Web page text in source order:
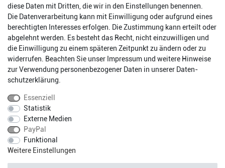
Impressum Daten­schutz­erklärung AGB
Barrierefreiheitserklärung
* Alle Preise inkl. gesetzlichen Mehrwertsteuer zzgl.
diese Daten mit Dritten, die wir in den Einstellungen benennen.
Die Datenverarbeitung kann mit Einwilligung oder aufgrund eines
berechtigten Interesses erfolgen. Die Zustimmung kann erteilt oder
abgelehnt werden. Es besteht das Recht, nicht einzuwilligen und
die Einwilligung zu einem späteren Zeitpunkt zu ändern oder zu
widerrufen. Beachten Sie unser Impressum und weitere Hinweise
zur Verwendung personenbezogener Daten in unserer Daten­
schutz­erklärung
Essenziell
Statistik
Externe Medien
PayPal
Funktional
Weitere Einstellungen
Fragen?